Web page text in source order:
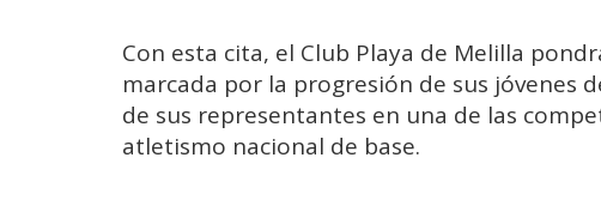
Con esta cita, el Club Playa de Melilla
marcada por la progresión de sus jóvenes
de sus representantes en una de las
atletismo nacional de base.